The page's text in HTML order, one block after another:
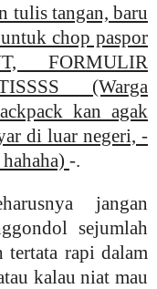
tulis tangan, baru
chop paspor
FORMULIR
(Warga
kan agak
di luar negeri, -
-.
jangan
sejumlah
tertata rapi dalam
kalau niat mau